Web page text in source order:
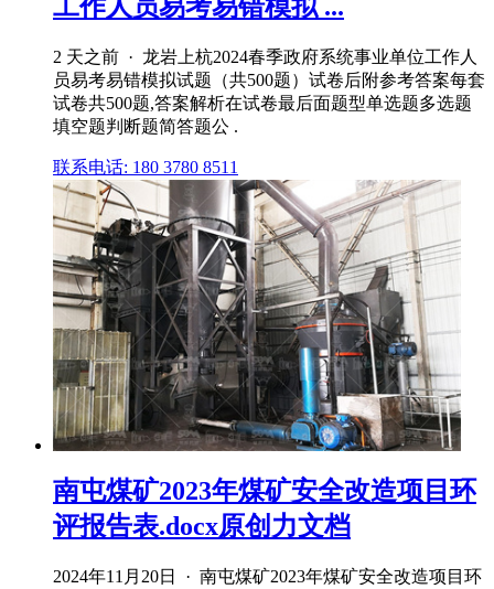
工作人员易考易错模拟 ...
2 天之前 · 龙岩上杭2024春季政府系统事业单位工作人
员易考易错模拟试题（共500题）试卷后附参考答案每套
试卷共500题,答案解析在试卷最后面题型单选题多选题
填空题判断题简答题公 .
联系电话: 180 3780 8511
南屯煤矿2023年煤矿安全改造项目环
评报告表.docx原创力文档
2024年11月20日 · 南屯煤矿2023年煤矿安全改造项目环